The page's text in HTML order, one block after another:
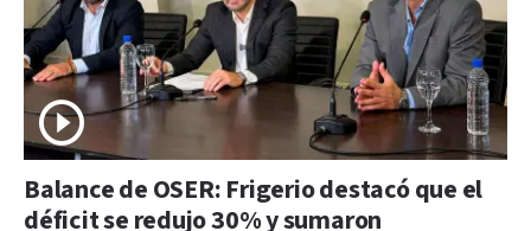
Balance de OSER: Frigerio destacó que el
déficit se redujo 30% y sumaron